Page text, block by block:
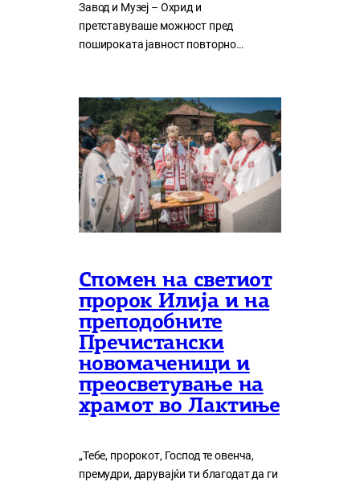
Завод и Музеј – Охрид и
претставуваше можност пред
пошироката јавност повторно…
Спомен на светиот
пророк Илија и на
преподобните
Пречистански
новомаченици и
преосветување на
храмот во Лактиње
„Тебе, пророкот, Господ те овенча,
премудри, дарувајќи ти благодат да ги